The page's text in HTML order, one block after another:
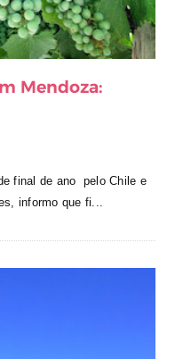
Mendoza:
final de ano pelo Chile e
informo que fi...